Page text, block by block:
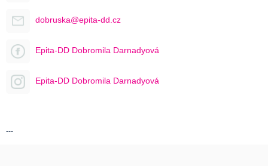
dobruska@epita-dd.cz
Epita-DD Dobromila Darnadyová
Epita-DD Dobromila Darnadyová
---